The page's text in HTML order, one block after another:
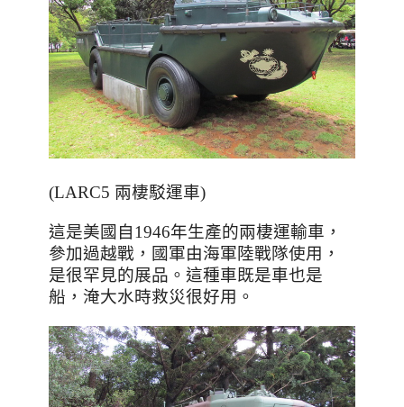
(LARC5 兩棲駁運車)
這是美國自1946年生產的兩棲運輸車，
參加過越戰，國軍由海軍陸戰隊使用，
是很罕見的展品。這種車既是車也是
船，淹大水時救災很好用。